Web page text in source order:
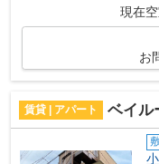
現在
お
賃貸 | アパート ベイル